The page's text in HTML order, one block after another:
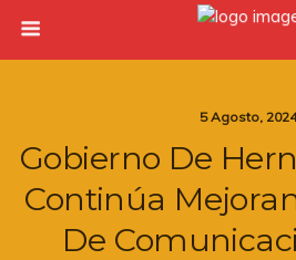
5 Agosto, 2024
Gobierno De
Continúa
De